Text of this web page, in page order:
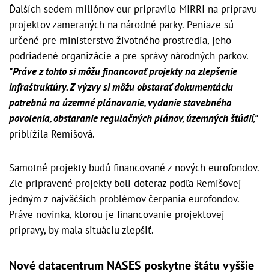
Ďalších sedem miliónov eur pripravilo MIRRI na prípravu
projektov zameraných na národné parky. Peniaze sú
určené pre ministerstvo životného prostredia, jeho
podriadené organizácie a pre správy národných parkov.
"Práve z tohto si môžu financovať projekty na zlepšenie
infraštruktúry. Z výzvy si môžu obstarať dokumentáciu
potrebnú na územné plánovanie, vydanie stavebného
povolenia, obstaranie regulačných plánov, územných štúdií,"
priblížila Remišová.
Samotné projekty budú financované z nových eurofondov.
Zle pripravené projekty boli doteraz podľa Remišovej
jedným z najväčších problémov čerpania eurofondov.
Práve novinka, ktorou je financovanie projektovej
prípravy, by mala situáciu zlepšiť.
Nové datacentrum NASES poskytne štátu vyššie